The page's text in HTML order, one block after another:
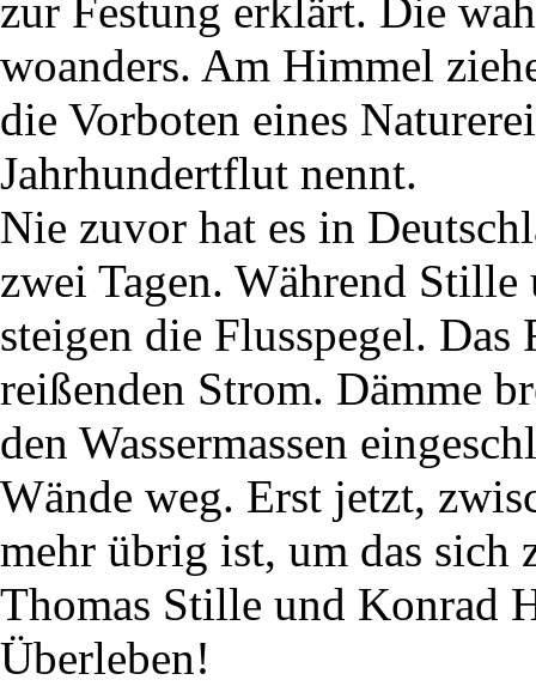
zur Festung erklärt. Die
woanders. Am Himmel
die Vorboten eines
Jahrhundertflut nennt.
Nie zuvor hat es in
zwei Tagen. Während
steigen die Flusspegel.
reißenden Strom. Dämme
den Wassermassen
Wände weg. Erst jetzt,
mehr übrig ist, um das sich
Thomas Stille und Konrad
Überleben!